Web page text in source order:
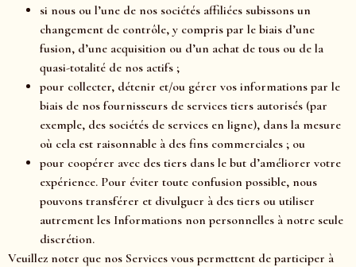
si nous ou l’une de nos sociétés affiliées subissons un
changement de contrôle, y compris par le biais d’une
fusion, d’une acquisition ou d’un achat de tous ou de la
quasi-totalité de nos actifs ;
pour collecter, détenir et/ou gérer vos informations par le
biais de nos fournisseurs de services tiers autorisés (par
exemple, des sociétés de services en ligne), dans la mesure
où cela est raisonnable à des fins commerciales ; ou
pour coopérer avec des tiers dans le but d’améliorer votre
expérience. Pour éviter toute confusion possible, nous
pouvons transférer et divulguer à des tiers ou utiliser
autrement les Informations non personnelles à notre seule
discrétion.
Veuillez noter que nos Services vous permettent de participer à